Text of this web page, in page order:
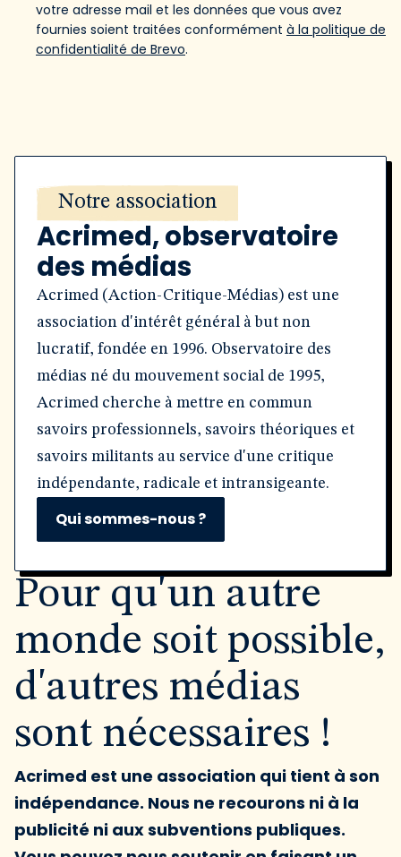
votre adresse mail et les données que vous avez
fournies soient traitées conformément à la politique de
confidentialité de Brevo.
Notre association
Acrimed, observatoire
des médias
Acrimed (Action-Critique-Médias) est une
association d'intérêt général à but non
lucratif, fondée en 1996. Observatoire des
médias né du mouvement social de 1995,
Acrimed cherche à mettre en commun
savoirs professionnels, savoirs théoriques et
savoirs militants au service d'une critique
indépendante, radicale et intransigeante.
Qui sommes-nous ?
Pour qu'un autre
monde soit possible,
d'autres médias
sont nécessaires !
Acrimed est une association qui tient à son
indépendance. Nous ne recourons ni à la
publicité ni aux subventions publiques.